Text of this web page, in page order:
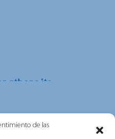
de las
its
multi-site ISO